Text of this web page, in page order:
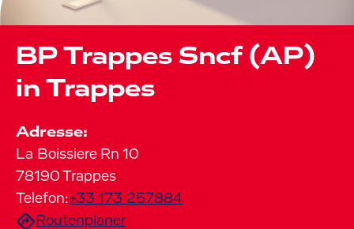
BP Trappes Sncf (AP)
in Trappes
Adresse:
La Boissiere Rn 10
78190 Trappes
Telefon:+33 173 257884
Routenplaner